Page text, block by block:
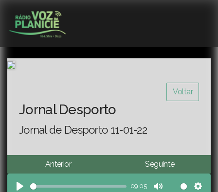
Voltar
Jornal Desporto
Jornal de Desporto 11-01-22
Anterior Seguinte
09:05